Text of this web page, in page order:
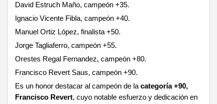
David Estruch Maño, campeón +35.
Ignacio Vicente Fibla, campeón +40.
Manuel Ortiz López, finalista +50.
Jorge Tagliaferro, campeón +55.
Orestes Regal Fernandez, campeón +80.
Francisco Revert Saus, campeón +90.
Es un honor destacar al campeón de lacategoría +90,
Francisco Revert, cuyo notable esfuerzo y dedicación en